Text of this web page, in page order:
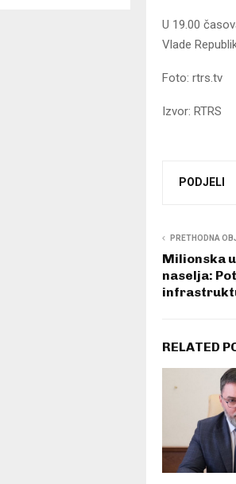
U 19.00
Vlade
Foto: rtrs.tv
Izvor: RTRS
PODJELI
PRETHODNA
Milionska
naselja:
RELATED